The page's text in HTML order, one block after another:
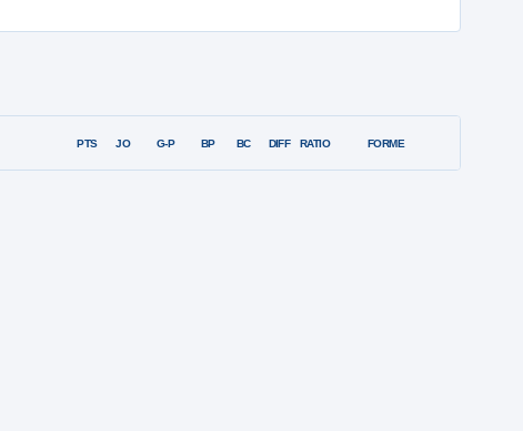
PTS JO G-P BP BC DIFF RATIO FORME